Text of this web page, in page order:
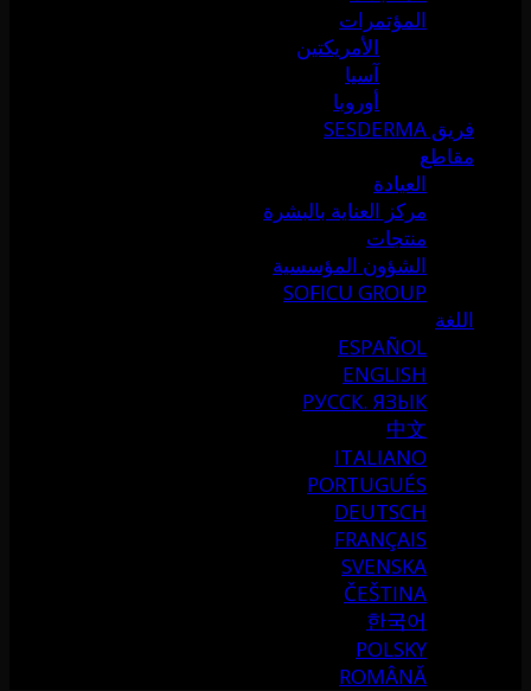
المؤتمرات
الأمريكتين
آسيا
أوروبا
فريق SESDERMA
مقاطع
العيادة
مركز العناية بالبشرة
منتجات
الشؤون المؤسسية
SOFICU GROUP
اللغة
ESPAÑOL
ENGLISH
РУССК. ЯЗЫК
中文
ITALIANO
PORTUGUÉS
DEUTSCH
FRANÇAIS
SVENSKA
ČEŠTINA
한국어
POLSKY
ROMÂNĂ